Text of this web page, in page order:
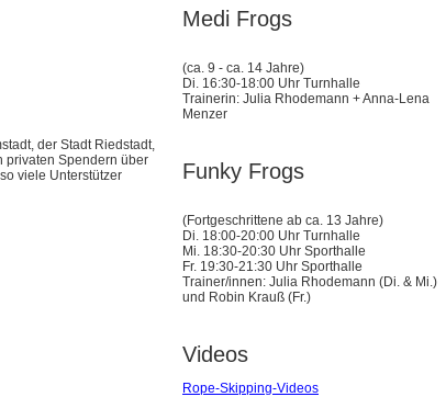
der Stadt Riedstadt,
privaten Spendern über
viele Unterstützer
Medi Frogs
(ca. 9 - ca. 14 Jahre)
Di. 16:30-18:00 Uhr Turnhalle
Trainerin: Julia Rhodemann + Anna-Lena
Menzer
Funky Frogs
(Fortgeschrittene ab ca. 13 Jahre)
Di. 18:00-20:00 Uhr Turnhalle
Mi. 18:30-20:30 Uhr Sporthalle
Fr. 19:30-21:30 Uhr Sporthalle
Trainer/innen: Julia Rhodemann (Di. & Mi.)
und Robin Krauß (Fr.)
Videos
Rope-Skipping-Videos